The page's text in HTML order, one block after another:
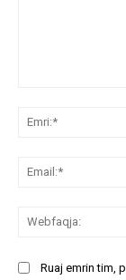
Ruaj emrin tim,